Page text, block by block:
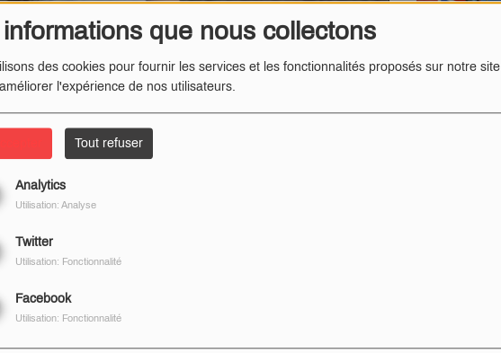
que nous collectons
des cookies pour fournir les services et les fonctionnalités proposés sur notre site
l'expérience de nos utilisateurs.
Tout refuser
Analytics
Utilisation: Analyse
Twitter
Utilisation: Fonctionnalité
Facebook
Utilisation: Fonctionnalité